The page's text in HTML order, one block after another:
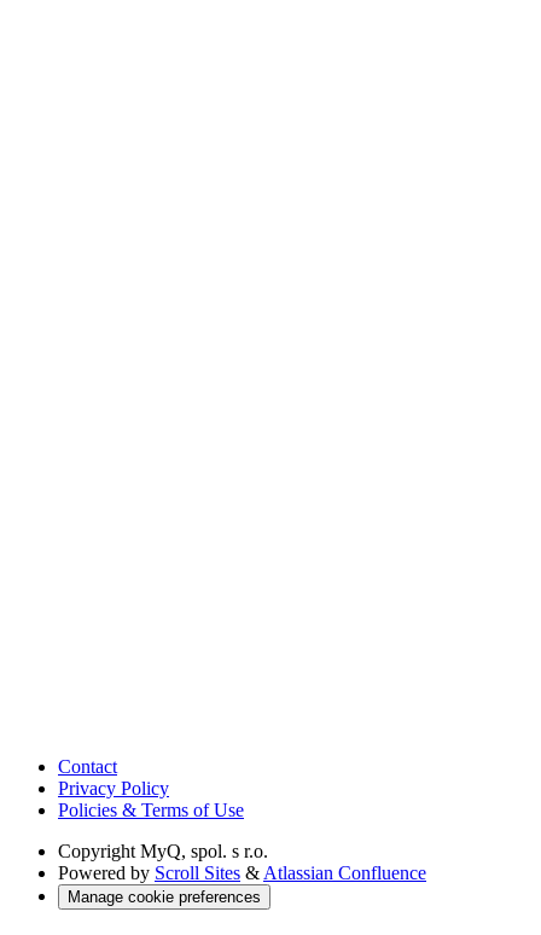
Contact
Privacy Policy
Policies & Terms of Use
Copyright MyQ, spol. s r.o.
Powered by Scroll Sites & Atlassian Confluence
Manage cookie preferences